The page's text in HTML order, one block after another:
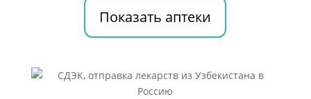
Показать аптеки